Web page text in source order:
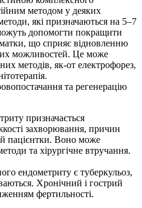
методом у деяких
які призначаються на 5–7
допомогти покращити
що сприяє відновленню
можливостей. Це може
методів, як-от електрофорез,
та регенерацію
призначається
захворювання, причин
пацієнтки. Воно може
та хірургічне втручання.
ендометриту є туберкульоз,
Хронічний і гострий
фертильності.